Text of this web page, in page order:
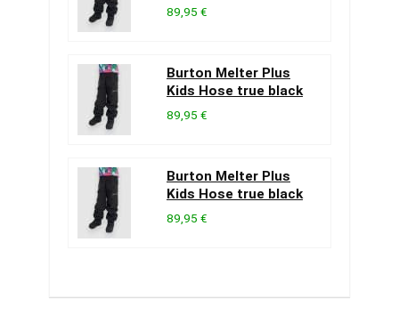
89,95 €
Burton Melter Plus
Kids Hose true black
89,95 €
Burton Melter Plus
Kids Hose true black
89,95 €